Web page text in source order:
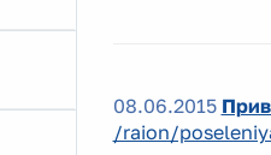
08.06.2015
/raion/